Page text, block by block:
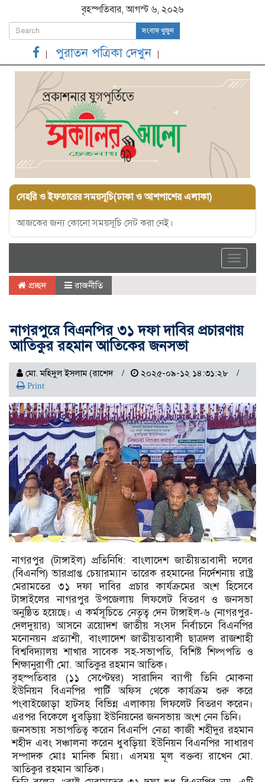
বৃহস্পতিবার, আগস্ট ৬, ২০২৬
সংবাদ খুজুন
পুরাতন পত্রিকা দেখুন
সেহরি ও ইফতারের সময়সূচি(ঢাকা ও আশপাশের এলাকা)
আজকের জন্য কোনো সময়সূচি সেট করা নেই।
Toggle
প্রচ্ছদ রাজনীতি
নাগরপুরে বিএনপির ৩১ দফা দাবির প্রচারণায়
আতিকুর রহমান আতিকের জনসভা
মো. মহিদুল ইসলাম (রাশেদ ২০২৫-০৯-১২ ১৪:৩১:২৮
Print
নাগরপুর (টাঙ্গাইল) প্রতিনিধি: বাংলাদেশ জাতীয়তাবাদী দলের
(বিএনপি) ভারপ্রাপ্ত চেয়ারম্যান তারেক রহমানের নির্দেশনায় রাষ্ট্র
মেরামতের ৩১ দফা দাবির প্রচার কার্যক্রমের অংশ হিসেবে
টাঙ্গাইলের নাগরপুর উপজেলায় লিফলেট বিতরণ ও জনসভা
অনুষ্ঠিত হয়েছে। এ কর্মসূচিতে নেতৃত্ব দেন টাঙ্গাইল-৬ (নাগরপুর-
দেলদুয়ার) আসনে ত্রয়োদশ জাতীয় সংসদ নির্বাচনে বিএনপির
মনোনয়ন প্রত্যাশী, বাংলাদেশ জাতীয়তাবাদী ছাত্রদল রাজশাহী
বিশ্ববিদ্যালয় শাখার সাবেক সহ-সভাপতি, বিশিষ্ট শিল্পপতি ও
শিক্ষানুরাগী মো. আতিকুর রহমান আতিক।
বৃহস্পতিবার (১১ সেপ্টেম্বর) সারাদিন ব্যাপী তিনি মোকনা
ইউনিয়ন বিএনপির পার্টি অফিস থেকে কার্যক্রম শুরু করে
পংবাইজোড়া হাটসহ বিভিন্ন এলাকায় লিফলেট বিতরণ করেন।
এরপর বিকেলে ধুবড়িয়া ইউনিয়নের জনসভায় অংশ নেন তিনি।
জনসভায় সভাপতিত্ব করেন বিএনপি নেতা কাজী শহীদুর রহমান
শহীদ এবং সঞ্চালনা করেন ধুবড়িয়া ইউনিয়ন বিএনপির সাধারণ
সম্পাদক মোঃ মানিক মিয়া। এসময় মূল বক্তব্য রাখেন মো.
আতিকুর রহমান আতিক।